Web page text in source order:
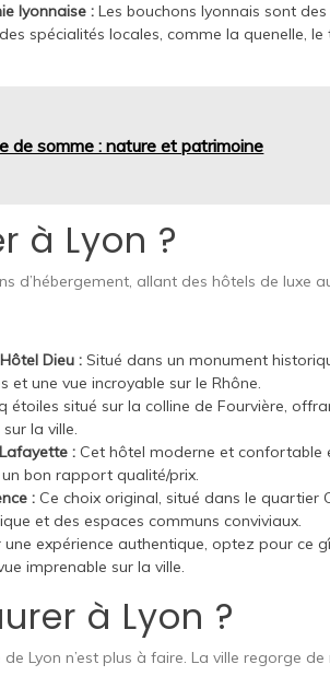
lyonnaise : Les bouchons lyonnais sont
spécialités locales, comme la quenelle,
de somme : nature et patrimoine
à Lyon ?
d’hébergement, allant des hôtels de luxe
Dieu : Situé dans un monument
et une vue incroyable sur le Rhône.
étoiles situé sur la colline de Fourvière,
la ville.
: Cet hôtel moderne et confortable
bon rapport qualité/prix.
: Ce choix original, situé dans le quartier
et des espaces communs conviviaux.
une expérience authentique, optez pour ce
imprenable sur la ville.
à Lyon ?
Lyon n’est plus à faire. La ville regorge